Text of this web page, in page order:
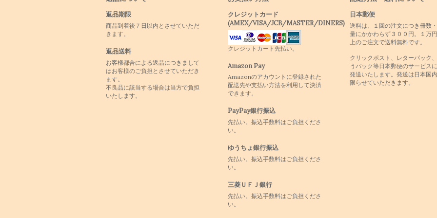
返品期限
商品到着後７日以内とさせていただ
きます。
返品送料
お客様都合による返品につきまして
はお客様のご負担とさせていただき
ます。
不良品に該当する場合は当方で負担
いたします。
クレジットカード
(AMEX/VISA/JCB/MASTER/DINERS)
クレジットカート先払い。
Amazon Pay
Amazonのアカウントに登録された
配送先や支払い方法を利用して決済
できます。
PayPay銀行振込
先払い。振込手数料はご負担くださ
い。
ゆうちょ銀行振込
先払い。振込手数料はご負担くださ
い。
三菱ＵＦＪ銀行
先払い。振込手数料はご負担くださ
い。
日本郵便
送料は、１回の注文につき冊数
量にかかわらず３００円。１万
上のご注文で送料無料です。
クリックポスト、レターパック
うパック等日本郵便のサービス
発送いたします。発送は日本国
限らせていただきます。